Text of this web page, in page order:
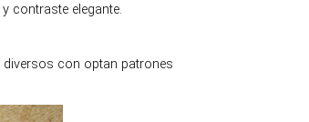
y contraste elegante.
diversos con optan patrones